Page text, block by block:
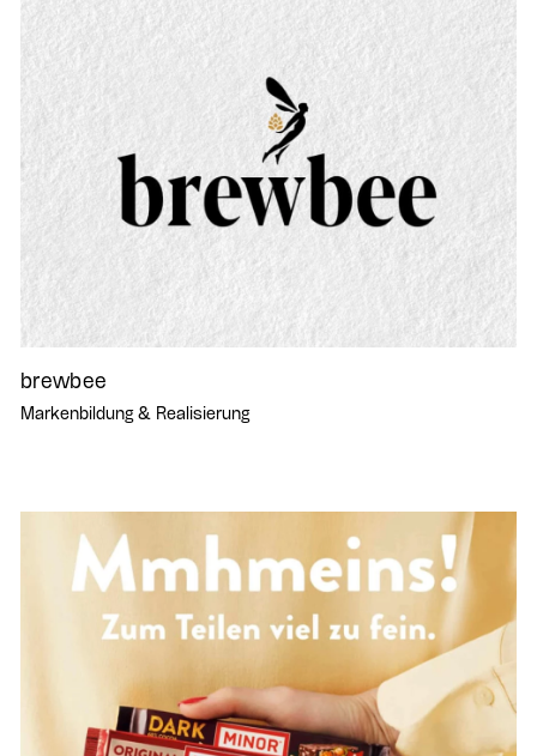
brewbee
Markenbildung & Realisierung